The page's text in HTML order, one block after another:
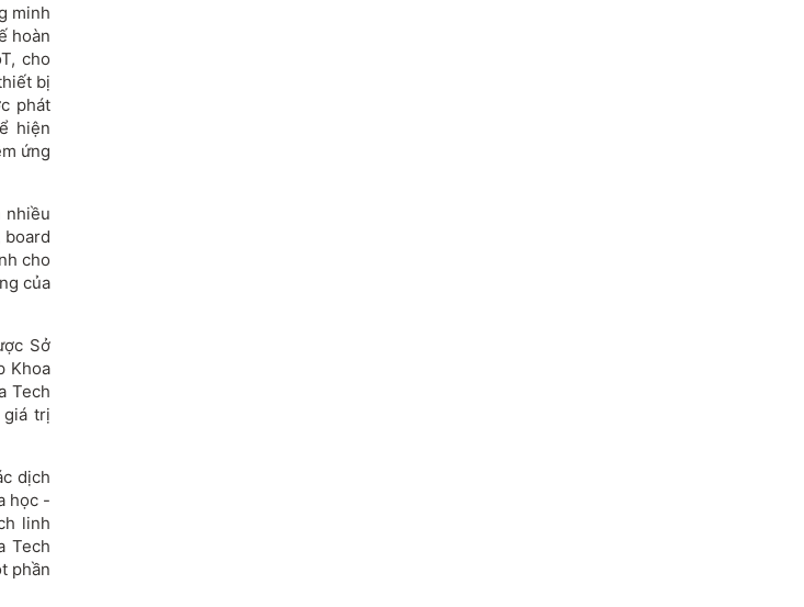
minh
hoàn
cho
bị
phát
hiện
ứng
nhiều
board
cho
của
Sở
Khoa
Tech
giá trị
dịch
học -
linh
Tech
phần